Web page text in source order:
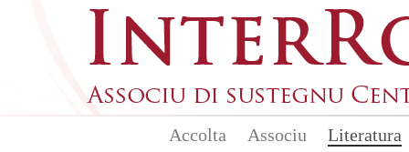
Accolta Associu Literatura